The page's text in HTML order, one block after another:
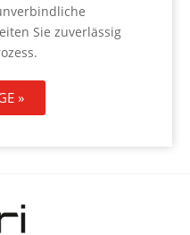
Sie zuverlässig
»